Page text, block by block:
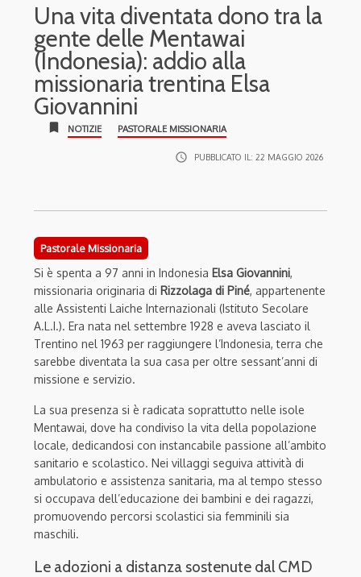
Una vita diventata dono tra la
gente delle Mentawai
(Indonesia): addio alla
missionaria trentina Elsa
Giovannini
bookmark NOTIZIE PASTORALE MISSIONARIA
access_time PUBBLICATO IL: 22 MAGGIO 2026
Pastorale Missionaria
Si è spenta a 97 anni in Indonesia Elsa Giovannini,
missionaria originaria di Rizzolaga di Piné, appartenente
alle Assistenti Laiche Internazionali (Istituto Secolare
A.L.I.). Era nata nel settembre 1928 e aveva lasciato il
Trentino nel 1963 per raggiungere l’Indonesia, terra che
sarebbe diventata la sua casa per oltre sessant’anni di
missione e servizio.
La sua presenza si è radicata soprattutto nelle isole
Mentawai, dove ha condiviso la vita della popolazione
locale, dedicandosi con instancabile passione all’ambito
sanitario e scolastico. Nei villaggi seguiva attività di
ambulatorio e assistenza sanitaria, ma al tempo stesso
si occupava dell’educazione dei bambini e dei ragazzi,
promuovendo percorsi scolastici sia femminili sia
maschili.
Le adozioni a distanza sostenute dal CMD